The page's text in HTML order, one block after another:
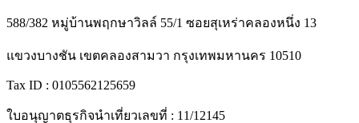
588/382 หมู่บ้านพฤกษาวิลล์ 55/1 ซอยสุเหร่าคลองหนึ่ง 13
แขวงบางชัน เขตคลองสามวา กรุงเทพมหานคร 10510
Tax ID : 0105562125659
ใบอนุญาตธุรกิจนำเที่ยวเลขที่ : 11/12145